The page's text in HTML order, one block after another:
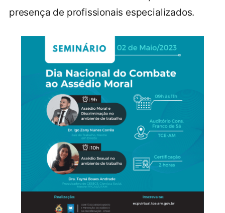
presença de profissionais especializados.